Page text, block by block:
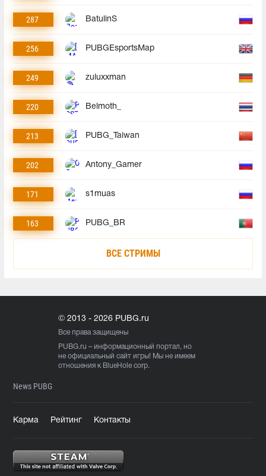
287 BatulinS
256 PUBGEsportsMap
249 zuluxxman
220 Belmoth_
213 PUBG_Taiwan
202 Antony_Gamer
171 s1muas
163 PUBG_BR
ВСЕ СТРИМЫ
© 2013 - 2026 PUBG.ru
Все права защищены
PUBG.ru – информационный портал, но
не официальный сайт игры! Мы не имеем
отношения к BlueHole corp.
News PUBG
Карма Рейтинг Контакты